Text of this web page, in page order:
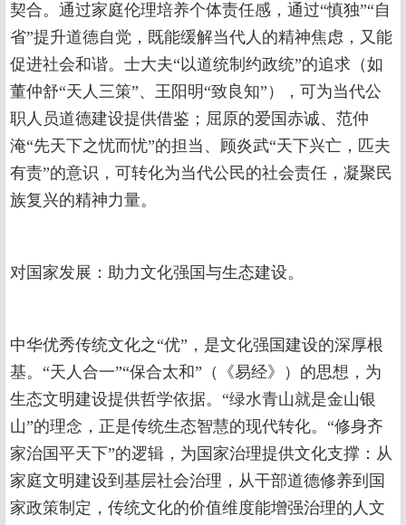
契合。通过家庭伦理培养个体责任感，通过“慎独”“自
省”提升道德自觉，既能缓解当代人的精神焦虑，又能
促进社会和谐。士大夫“以道统制约政统”的追求（如
董仲舒“天人三策”、王阳明“致良知”），可为当代公
职人员道德建设提供借鉴；屈原的爱国赤诚、范仲
淹“先天下之忧而忧”的担当、顾炎武“天下兴亡，匹夫
有责”的意识，可转化为当代公民的社会责任，凝聚民
族复兴的精神力量。
对国家发展：助力文化强国与生态建设。
中华优秀传统文化之“优”，是文化强国建设的深厚根
基。“天人合一”“保合太和”（《易经》）的思想，为
生态文明建设提供哲学依据。“绿水青山就是金山银
山”的理念，正是传统生态智慧的现代转化。“修身齐
家治国平天下”的逻辑，为国家治理提供文化支撑：从
家庭文明建设到基层社会治理，从干部道德修养到国
家政策制定，传统文化的价值维度能增强治理的人文